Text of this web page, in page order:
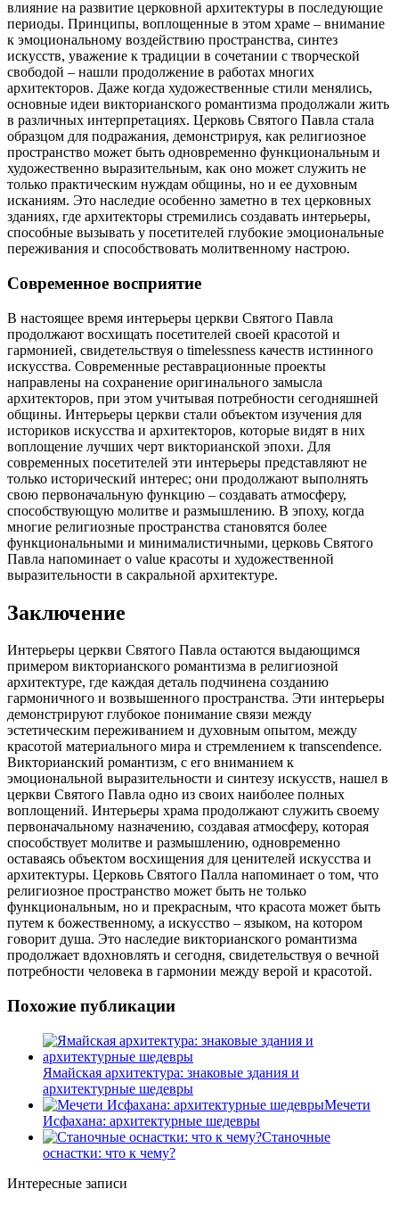
влияние на развитие церковной архитектуры в последующие
периоды. Принципы, воплощенные в этом храме – внимание
к эмоциональному воздействию пространства, синтез
искусств, уважение к традиции в сочетании с творческой
свободой – нашли продолжение в работах многих
архитекторов. Даже когда художественные стили менялись,
основные идеи викторианского романтизма продолжали жить
в различных интерпретациях. Церковь Святого Павла стала
образцом для подражания, демонстрируя, как религиозное
пространство может быть одновременно функциональным и
художественно выразительным, как оно может служить не
только практическим нуждам общины, но и ее духовным
исканиям. Это наследие особенно заметно в тех церковных
зданиях, где архитекторы стремились создавать интерьеры,
способные вызывать у посетителей глубокие эмоциональные
переживания и способствовать молитвенному настрою.
Современное восприятие
В настоящее время интерьеры церкви Святого Павла
продолжают восхищать посетителей своей красотой и
гармонией, свидетельствуя о timelessness качеств истинного
искусства. Современные реставрационные проекты
направлены на сохранение оригинального замысла
архитекторов, при этом учитывая потребности сегодняшней
общины. Интерьеры церкви стали объектом изучения для
историков искусства и архитекторов, которые видят в них
воплощение лучших черт викторианской эпохи. Для
современных посетителей эти интерьеры представляют не
только исторический интерес; они продолжают выполнять
свою первоначальную функцию – создавать атмосферу,
способствующую молитве и размышлению. В эпоху, когда
многие религиозные пространства становятся более
функциональными и минималистичными, церковь Святого
Павла напоминает о value красоты и художественной
выразительности в сакральной архитектуре.
Заключение
Интерьеры церкви Святого Павла остаются выдающимся
примером викторианского романтизма в религиозной
архитектуре, где каждая деталь подчинена созданию
гармоничного и возвышенного пространства. Эти интерьеры
демонстрируют глубокое понимание связи между
эстетическим переживанием и духовным опытом, между
красотой материального мира и стремлением к transcendence.
Викторианский романтизм, с его вниманием к
эмоциональной выразительности и синтезу искусств, нашел в
церкви Святого Павла одно из своих наиболее полных
воплощений. Интерьеры храма продолжают служить своему
первоначальному назначению, создавая атмосферу, которая
способствует молитве и размышлению, одновременно
оставаясь объектом восхищения для ценителей искусства и
архитектуры. Церковь Святого Палла напоминает о том, что
религиозное пространство может быть не только
функциональным, но и прекрасным, что красота может быть
путем к божественному, а искусство – языком, на котором
говорит душа. Это наследие викторианского романтизма
продолжает вдохновлять и сегодня, свидетельствуя о вечной
потребности человека в гармонии между верой и красотой.
Похожие публикации
Ямайская архитектура: знаковые здания и
архитектурные шедевры
Мечети
Исфахана: архитектурные шедевры
Станочные
оснастки: что к чему?
Интересные записи